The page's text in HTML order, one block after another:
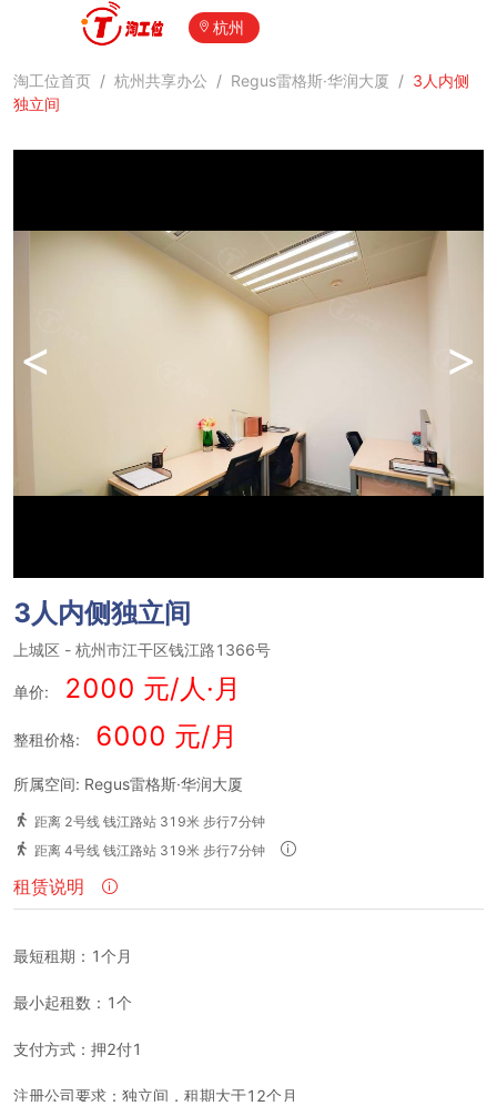
杭州
淘工位首页 / 杭州共享办公 / Regus雷格斯·华润大厦 / 3人内侧
独立间
< >
3人内侧独立间
上城区 - 杭州市江干区钱江路1366号
单价: 2000 元/人·月
整租价格: 6000 元/月
所属空间: Regus雷格斯·华润大厦
距离 2号线 钱江路站 319米 步行7分钟
距离 4号线 钱江路站 319米 步行7分钟
租赁说明
最短租期：1个月
最小起租数：1个
支付方式：押2付1
注册公司要求：独立间，租期大于12个月